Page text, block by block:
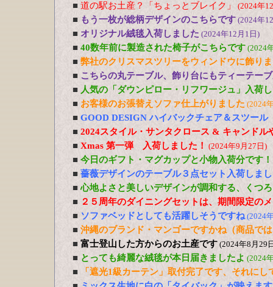
■ 道の駅お土産？「ちょっとブレイク」 (2024年
■ もう一枚が総柄デザインのこちらです (2024年
■ オリジナル絨毯入荷しました (2024年12月1日)
■ 40数年前に製造された椅子がこちらです (2024
■ 弊社のクリスマスツリーをウィンドウに飾り
■ こちらの丸テーブル、飾り台にもティーテー
■ 人気の「ダウンピロー・リフワージュ」入荷
■ お客様のお張替えソファ仕上がりました (2024
■ GOOD DESIGN ハイバックチェア＆スツー
■ 2024スタイル・サンタクロース & キャンドル
■ Xmas 第一弾 入荷しました！ (2024年9月27日)
■ 今日のギフト・マグカップと小物入荷分です！
■ 薔薇デザインのテーブル３点セット入荷しま
■ 心地よさと美しいデザインが調和する、くつ
■ ２５周年のダイニングセットは、期間限定の
■ ソファベッドとしても活躍しそうですね(2024
■ 沖縄のブランド・マンゴーですかね（商品で
■ 富士登山した方からのお土産です (2024年8月29
■ とっても綺麗な絨毯が本日届きましたよ (2024
■
「遮光1級カーテン」取付完了です、それに